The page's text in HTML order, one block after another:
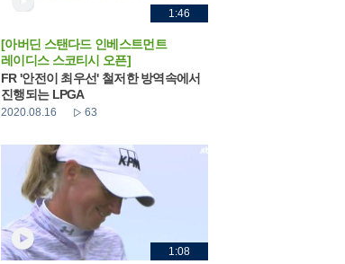
1:46
[아버딘 스탠다드 인베스트먼트
레이디스 스코티시 오픈]
FR '안전이 최우선' 철저한 방역속에서
진행되는 LPGA
2020.08.16 63
1:08